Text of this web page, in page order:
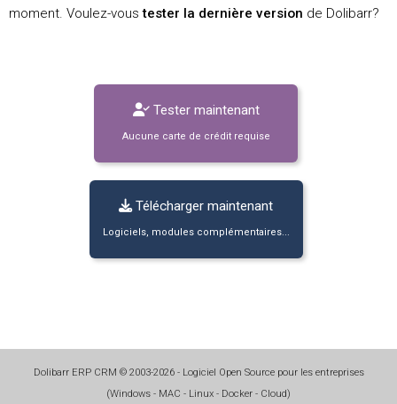
moment. Voulez-voustester la dernière version de Dolibarr?
Tester maintenant
Aucune carte de crédit requise
Télécharger maintenant
Logiciels, modules complémentaires...
Dolibarr ERP CRM © 2003-2026- Logiciel Open Source pour les entreprises
(Windows - MAC - Linux - Docker - Cloud)